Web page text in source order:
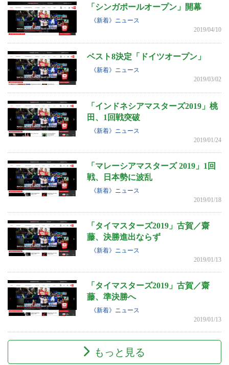
「シンガポールオープン」開幕
《新着》ニュース
2019/04/10
ベスト8決定「ドイツオープン」
《新着》ニュース
2019/03/02
「インドネシアマスターズ2019」桃
田、1回戦突破
《新着》ニュース
2019/01/24
「マレーシアマスターズ 2019」1回
戦、日本勢に波乱
《新着》ニュース
2019/01/18
「タイマスターズ2019」古賀／齋
藤、決勝進出ならず
《新着》ニュース
2019/01/13
「タイマスターズ2019」古賀／齋
藤、準決勝へ
《新着》ニュース
2019/01/13
もっと見る